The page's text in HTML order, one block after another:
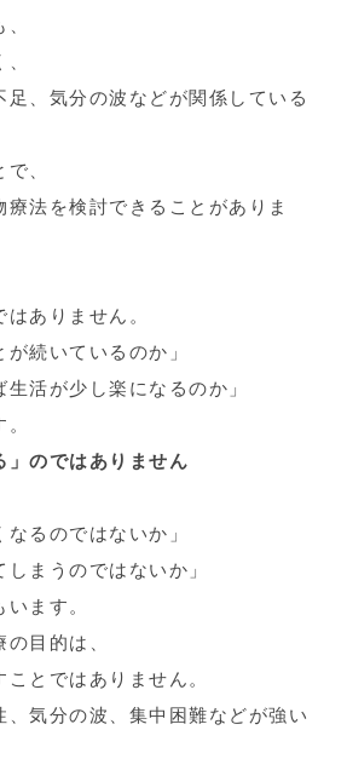
足、気分の波などが関係している
、
法を検討できることがありま
ありません。
が続いているのか」
生活が少し楽になるのか」
」のではありません
なるのではないか」
しまうのではないか」
ます。
目的は、
とではありません。
、気分の波、集中困難などが強い